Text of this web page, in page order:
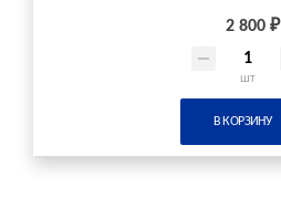
2 800 ₽
шт
В КОРЗИНУ